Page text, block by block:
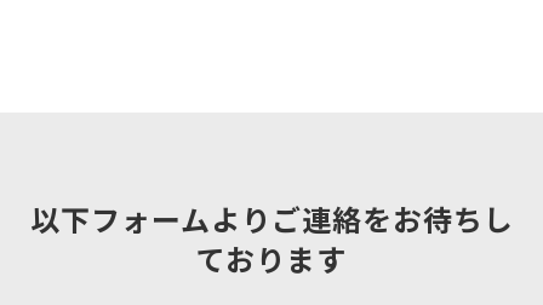
以下フォームよりご連絡をお待ちし
ております